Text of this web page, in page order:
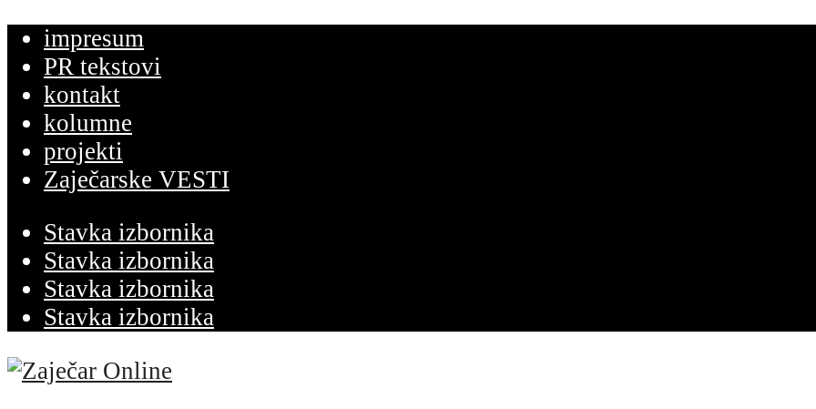
impresum
PR tekstovi
kontakt
kolumne
projekti
Zaječarske VESTI
Stavka izbornika
Stavka izbornika
Stavka izbornika
Stavka izbornika